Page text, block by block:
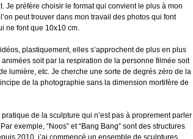
Je préfère choisir le format qui convient le plus à mon
peut trouver dans mon travail des photos qui font
ne font que 10x10 cm.
plastiquement, elles s’approchent de plus en plus
soit par la respiration de la personne filmée soit
lumière, etc. Je cherche une sorte de degrés zéro de la
de la photographie sans la dimension mortifère de
pratique de la sculpture qui n’est pas à proprement parler
exemple, “Noos” et “Bang Bang” sont des structures
2010, j’ai commencé un ensemble de sculptures